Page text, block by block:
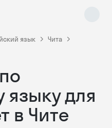
язык
Чита
языку для
в Чите